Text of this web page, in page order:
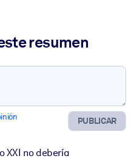
resumen
PUBLICAR
XXI no debería